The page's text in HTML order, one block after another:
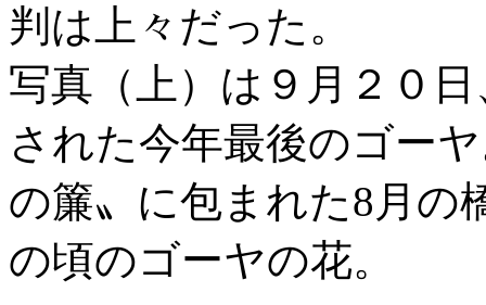
判は上々だった。
写真（上）は９月２０
された今年最後のゴー
の簾〟に包まれた8月の
の頃のゴーヤの花。